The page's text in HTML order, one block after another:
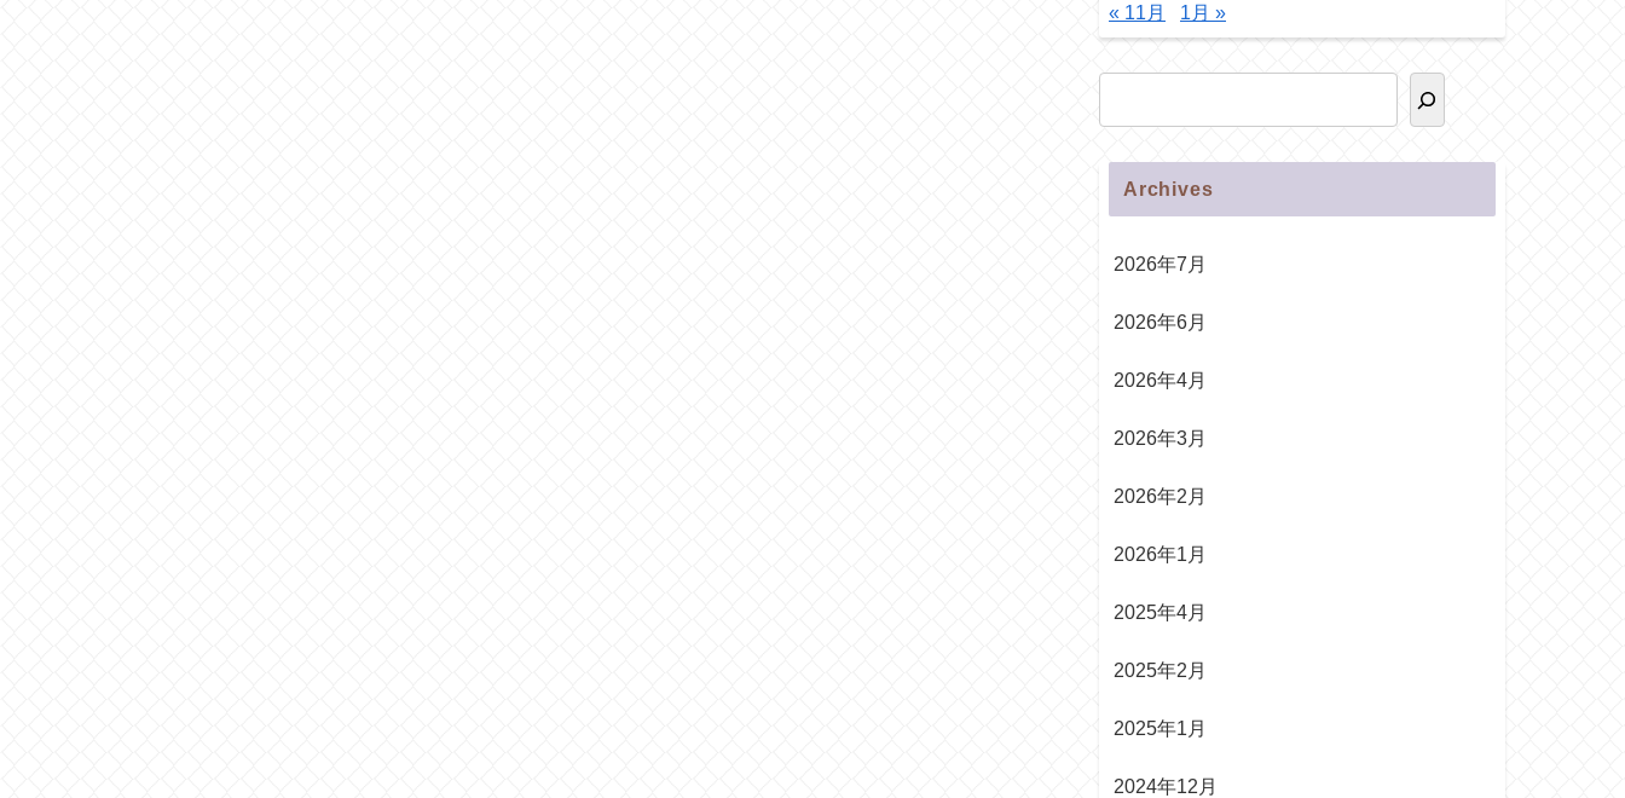
« 11月 1月 »
Archives
2026年7月
2026年6月
2026年4月
2026年3月
2026年2月
2026年1月
2025年4月
2025年2月
2025年1月
2024年12月